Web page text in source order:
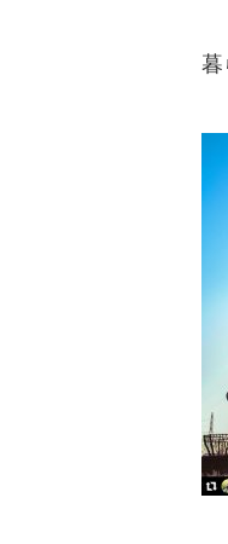
暮